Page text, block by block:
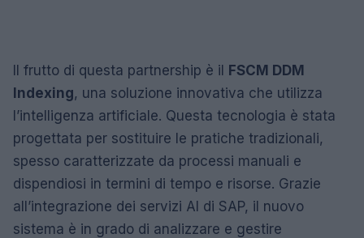
Il frutto di questa partnership è il FSCM DDM
Indexing, una soluzione innovativa che utilizza
l’intelligenza artificiale. Questa tecnologia è stata
progettata per sostituire le pratiche tradizionali,
spesso caratterizzate da processi manuali e
dispendiosi in termini di tempo e risorse. Grazie
all’integrazione dei servizi AI di SAP, il nuovo
sistema è in grado di analizzare e gestire